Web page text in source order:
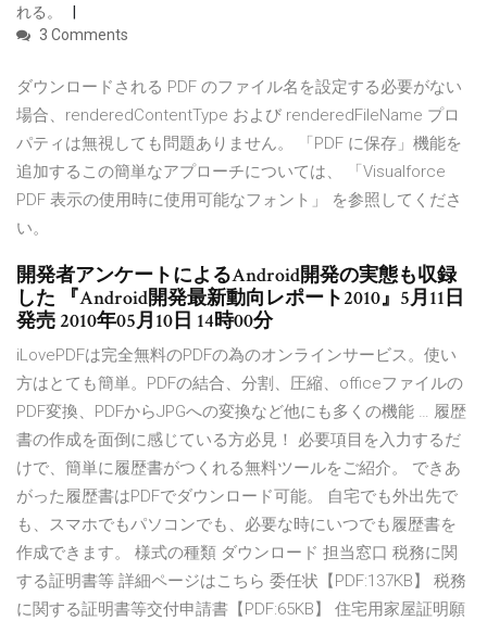
れる。
3 Comments
ダウンロードされる PDF のファイル名を設定する必要がない
場合、renderedContentType および renderedFileName プロ
パティは無視しても問題ありません。 「PDF に保存」機能を
追加するこの簡単なアプローチについては、 「Visualforce
PDF 表示の使用時に使用可能なフォント」 を参照してくださ
い。
開発者アンケートによるAndroid開発の実態も収録
した 『Android開発最新動向レポート2010』5月11日
発売 2010年05月10日 14時00分
iLovePDFは完全無料のPDFの為のオンラインサービス。使い
方はとても簡単。PDFの結合、分割、圧縮、officeファイルの
PDF変換、PDFからJPGへの変換など他にも多くの機能 … 履歴
書の作成を面倒に感じている方必見！ 必要項目を入力するだ
けで、簡単に履歴書がつくれる無料ツールをご紹介。 できあ
がった履歴書はPDFでダウンロード可能。 自宅でも外出先で
も、スマホでもパソコンでも、必要な時にいつでも履歴書を
作成できます。 様式の種類 ダウンロード 担当窓口 税務に関
する証明書等 詳細ページはこちら 委任状【PDF:137KB】 税務
に関する証明書等交付申請書【PDF:65KB】 住宅用家屋証明願